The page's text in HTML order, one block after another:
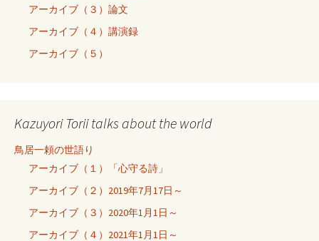
アーカイブ（３）論文
アーカイブ（４）講演録
アーカイブ（５）
Kazuyori Torii talks about the world
鳥居一頼の世語り
アーカイブ（１）「心守る詩」
アーカイブ（２）2019年7月17日～
アーカイブ（３）2020年1月1日～
アーカイブ（４）2021年1月1日～